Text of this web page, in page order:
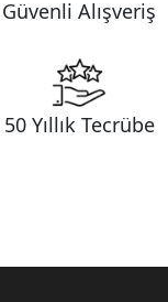
Güvenli Alışveriş
50 Yıllık Tecrübe